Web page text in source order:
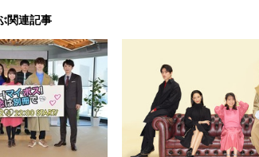
関連記事